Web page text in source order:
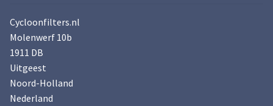
Cycloonfilters.nl
Molenwerf 10b
1911 DB
Uitgeest
Noord-Holland
Nederland